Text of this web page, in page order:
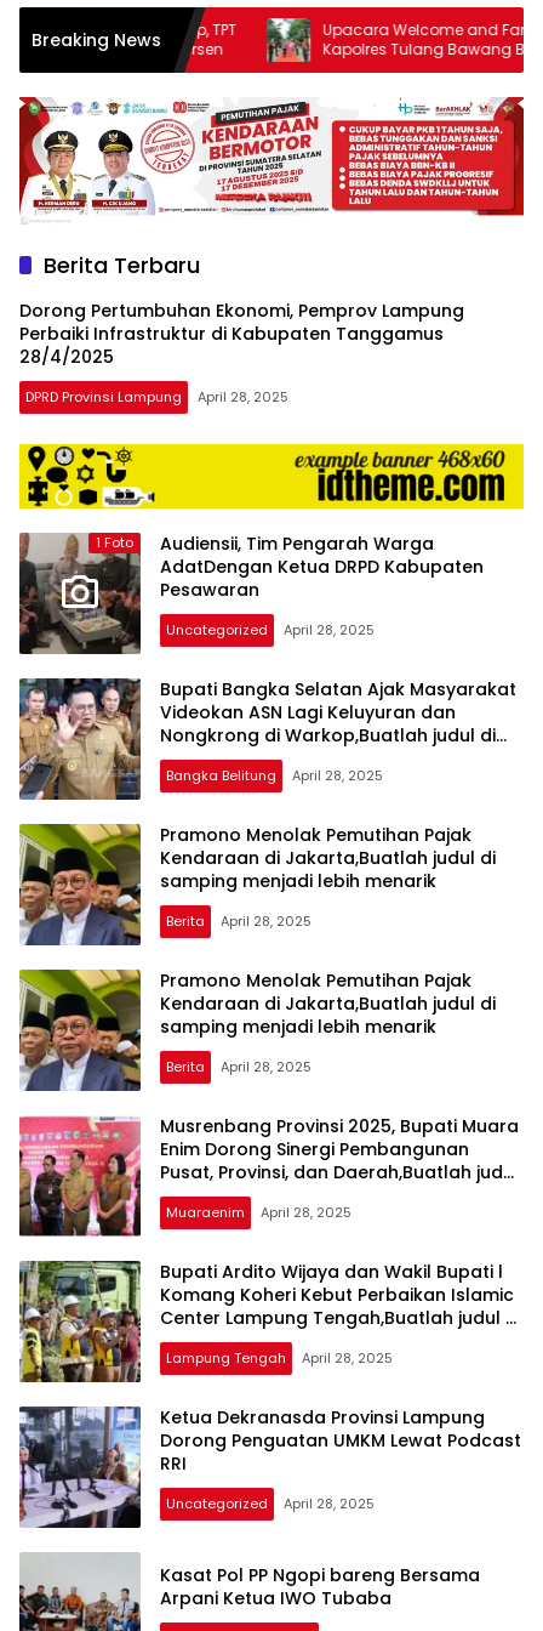
antara
lain
mampu
menjadi
tempat
komunikasi
usaha
(beriklan),
fokus
pada
pemberitaan
nasional
maupun
international,
bernuansa
dan
dinamis,
memiliki
kisaran
harga
iklan
yang
relatif
lebih
murah
dari
Koran
maupun
media
lainnya,
desain
Koran
dan
media
siber
lebih
eksklusif,
bergaya
trendi,
mengandung
unsur
edukasi,
gaya
hidup,
hiburan,
dari
SARA,
narkoba
dan
berita
Media
Cetak
dan
Online
Ampera
News
Breaking News
Kerja Terserap, TPT
Sebesar 3,97 Persen
Upacara Welcome and Farewell
Kapolres Tulang Bawang Barat
Berlangsung Khidmat
Berita Terbaru
Dorong Pertumbuhan Ekonomi, Pemprov Lampung
Perbaiki Infrastruktur di Kabupaten Tanggamus
28/4/2025
DPRD Provinsi Lampung April 28, 2025
1 Foto
Audiensii, Tim Pengarah Warga
AdatDengan Ketua DRPD Kabupaten
Pesawaran
Uncategorized April 28, 2025
Bupati Bangka Selatan Ajak Masyarakat
Videokan ASN Lagi Keluyuran dan
Nongkrong di Warkop,Buatlah judul di
samping menjadi lebih menarik
Bangka Belitung April 28, 2025
amperanews.comPramono Menolak Pemutihan Pajak
Kendaraan di Jakarta,Buatlah judul di
samping menjadi lebih menarik
Berita April 28, 2025
Pramono Menolak Pemutihan Pajak
Kendaraan di Jakarta,Buatlah judul di
samping menjadi lebih menarik
Berita April 28, 2025
Musrenbang Provinsi 2025, Bupati Muara
Enim Dorong Sinergi Pembangunan
Pusat, Provinsi, dan Daerah,Buatlah judul
di samping menjadi lebih menari
Muaraenim April 28, 2025
Bupati Ardito Wijaya dan Wakil Bupati l
Komang Koheri Kebut Perbaikan Islamic
Center Lampung Tengah,Buatlah judul di
samping menjadi lebih menarik
Lampung Tengah April 28, 2025
Ketua Dekranasda Provinsi Lampung
Dorong Penguatan UMKM Lewat Podcast
RRI
Uncategorized April 28, 2025
Kasat Pol PP Ngopi bareng Bersama
Arpani Ketua IWO Tubaba